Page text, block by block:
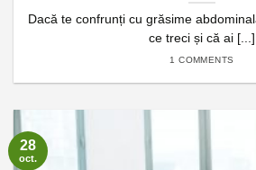
Dacă te confrunți cu grăsime
ce treci și că ai [...]
1 COMMENTS
28
oct.